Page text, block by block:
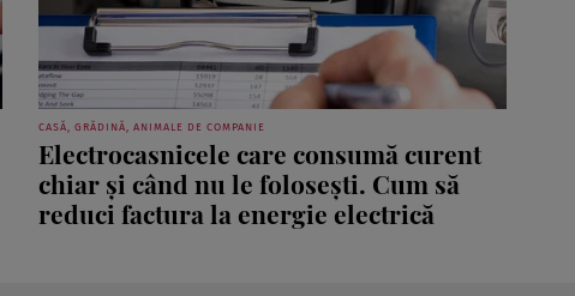
CASĂ, GRĂDINĂ, ANIMALE DE COMPANIE
Electrocasnicele care consumă curent
chiar și când nu le folosești. Cum să
reduci factura la energie electrică